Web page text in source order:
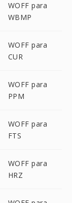
WOFF para
WBMP
WOFF para
CUR
WOFF para
PPM
WOFF para
FTS
WOFF para
HRZ